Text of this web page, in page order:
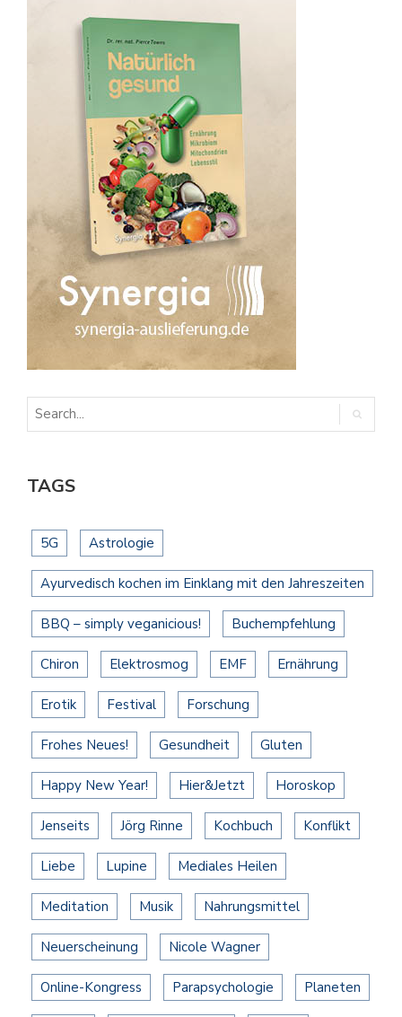
TAGS
5G Astrologie
Ayurvedisch kochen im Einklang mit den Jahreszeiten
BBQ – simply veganicious! Buchempfehlung
Chiron Elektrosmog EMF Ernährung
Erotik Festival Forschung
Frohes Neues! Gesundheit Gluten
Happy New Year! Hier&Jetzt Horoskop
Jenseits Jörg Rinne Kochbuch Konflikt
Liebe Lupine Mediales Heilen
Meditation Musik Nahrungsmittel
Neuerscheinung Nicole Wagner
Online-Kongress Parapsychologie Planeten